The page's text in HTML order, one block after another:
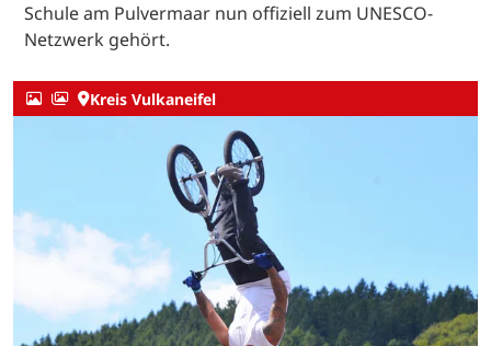
Schule am Pulvermaar nun offiziell zum UNESCO-
Netzwerk gehört.
Kreis Vulkaneifel